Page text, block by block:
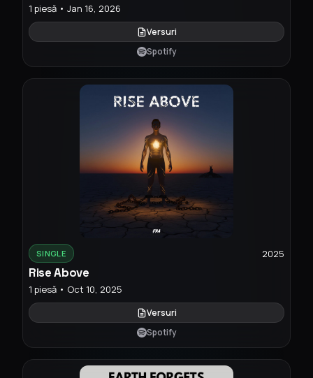
1 piesă • Jan 16, 2026
Versuri
Spotify
SINGLE 2025
Rise Above
1 piesă • Oct 10, 2025
Versuri
Spotify